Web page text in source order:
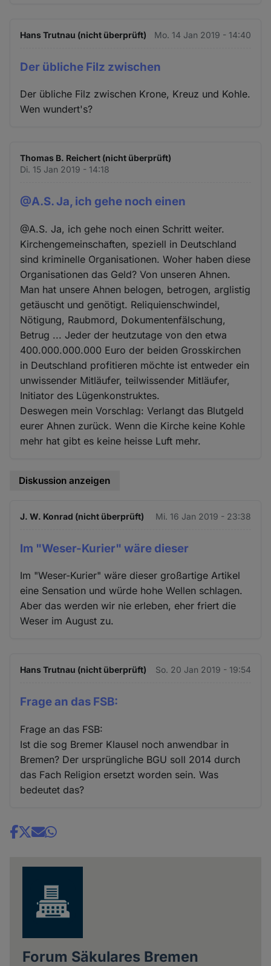
Hans Trutnau (nicht überprüft) Mo. 14 Jan 2019 - 14:40
Der übliche Filz zwischen
Der übliche Filz zwischen Krone, Kreuz und Kohle.
Wen wundert's?
Thomas B. Reichert (nicht überprüft)
Di. 15 Jan 2019 - 14:18
@A.S. Ja, ich gehe noch einen
@A.S. Ja, ich gehe noch einen Schritt weiter.
Kirchengemeinschaften, speziell in Deutschland
sind kriminelle Organisationen. Woher haben diese
Organisationen das Geld? Von unseren Ahnen.
Man hat unsere Ahnen belogen, betrogen, arglistig
getäuscht und genötigt. Reliquienschwindel,
Nötigung, Raubmord, Dokumentenfälschung,
Betrug ... Jeder der heutzutage von den etwa
400.000.000.000 Euro der beiden Grosskirchen
in Deutschland profitieren möchte ist entweder ein
unwissender Mitläufer, teilwissender Mitläufer,
Initiator des Lügenkonstruktes.
Deswegen mein Vorschlag: Verlangt das Blutgeld
eurer Ahnen zurück. Wenn die Kirche keine Kohle
mehr hat gibt es keine heisse Luft mehr.
Diskussion anzeigen
J. W. Konrad (nicht überprüft) Mi. 16 Jan 2019 - 23:38
Im "Weser-Kurier" wäre dieser
Im "Weser-Kurier" wäre dieser großartige Artikel
eine Sensation und würde hohe Wellen schlagen.
Aber das werden wir nie erleben, eher friert die
Weser im August zu.
Hans Trutnau (nicht überprüft) So. 20 Jan 2019 - 19:54
Frage an das FSB:
Frage an das FSB:
Ist die sog Bremer Klausel noch anwendbar in
Bremen? Der ursprüngliche BGU soll 2014 durch
das Fach Religion ersetzt worden sein. Was
bedeutet das?
Share
Forum Säkulares Bremen